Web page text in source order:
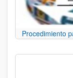
Procedimiento